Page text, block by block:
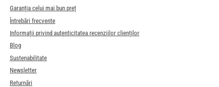
Garanția celui mai bun preț
Întrebări frecvente
Informații privind autenticitatea recenziilor clienților
Blog
Sustenabilitate
Newsletter
Returnări